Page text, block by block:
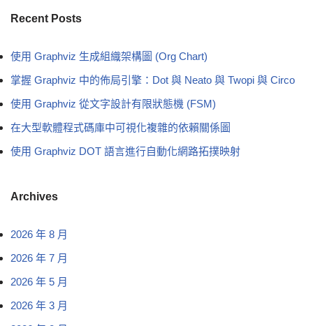
Recent Posts
使用 Graphviz 生成組織架構圖 (Org Chart)
掌握 Graphviz 中的佈局引擎：Dot 與 Neato 與 Twopi 與 Circo
使用 Graphviz 從文字設計有限狀態機 (FSM)
在大型軟體程式碼庫中可視化複雜的依賴關係圖
使用 Graphviz DOT 語言進行自動化網路拓撲映射
Archives
2026 年 8 月
2026 年 7 月
2026 年 5 月
2026 年 3 月